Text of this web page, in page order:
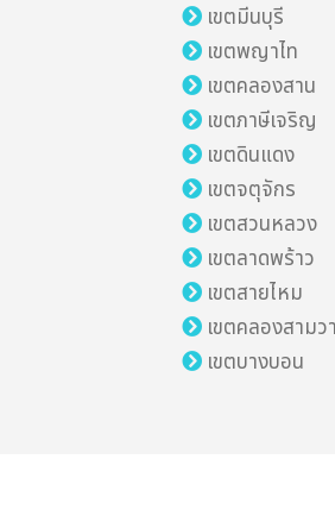
เขตมีนบุรี
เขตพญาไท
เขตคลองสาน
เขตภาษีเจริญ
เขตดินแดง
เขตจตุจักร
เขตสวนหลวง
เขตลาดพร้าว
เขตสายไหม
เขตคลองสามวา
เขตบางบอน